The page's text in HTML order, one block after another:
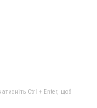
Ctrl + Enter, щоб